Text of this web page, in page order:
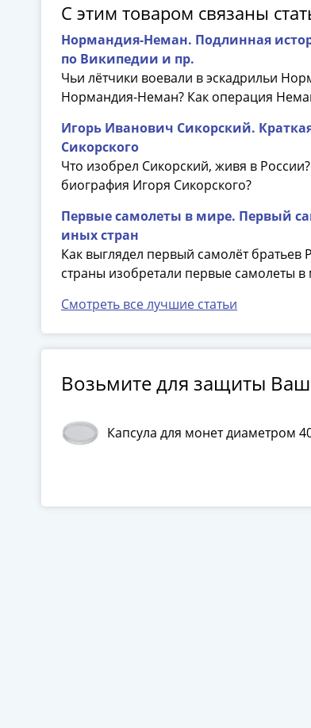
С этим товаром связаны
Нормандия-Неман. Подлинная
по Википедии и пр.
Чьи лётчики воевали в эскадрильи
Нормандия-Неман? Как операция
Игорь Иванович Сикорский.
Сикорского
Что изобрел Сикорский, живя в
биография Игоря Сикорского?
Первые самолеты в мире. Первый
иных стран
Как выглядел первый самолёт
страны изобретали первые самолеты в
Смотреть все лучшие статьи
Возьмите для защиты
Капсула для монет диаметром